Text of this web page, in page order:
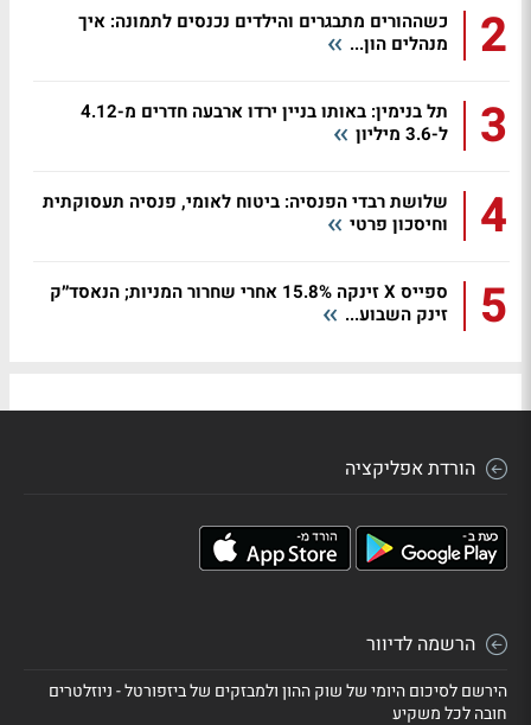
2
כשההורים מתבגרים והילדים נכנסים לתמונה: איך
מנהלים הון...
3
תל בנימין: באותו בניין ירדו ארבעה חדרים מ-4.12
ל-3.6 מיליון
4
שלושת רבדי הפנסיה: ביטוח לאומי, פנסיה תעסוקתית
וחיסכון פרטי
5
ספייס X זינקה 15.8% אחרי שחרור המניות; הנאסד״ק
זינק השבוע...
הורדת אפליקציה
הרשמה לדיוור
הירשם לסיכום היומי של שוק ההון ולמבזקים של ביזפורטל - ניוזלטרים
חובה לכל משקיע